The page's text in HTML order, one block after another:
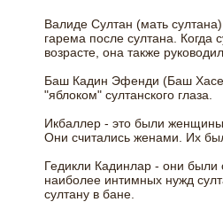
Валиде Султан (мать
гарема после султана. Когда
возрасте, она также
Баш Кадин Эфенди (Баш
"яблоком" султанского глаза.
Икбаллер - это были
Они считались женами. Их
Гедикли Кадинлар - они
наиболее интимных нужд
султану в бане.